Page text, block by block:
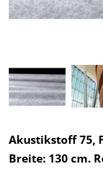
Akustikstoff 75,
Breite: 130 cm.